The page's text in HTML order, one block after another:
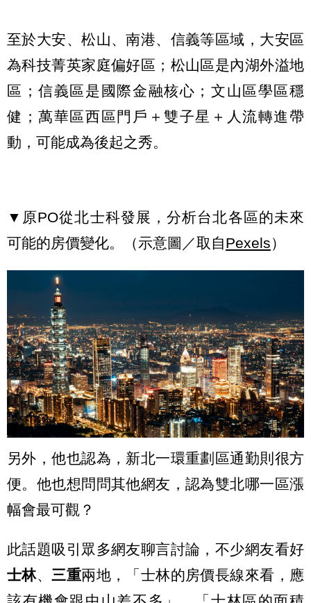
至於大安、松山、南港、信義等區域，大安區
為科技菁英家庭偏好區；松山區是內湖外溢地
區；信義區是國際金融核心；文山區學區穩
健；萬華區西區門戶＋雙子星＋人流轉進帶
動，可能成為後起之秀。
▼原PO從北士科發展，分析台北各區的未來
可能的房價變化。（示意圖／取自Pexels）
另外，他也認為，新北一環重劃區通勤則很方
便。他也想問問其他網友，認為雙北哪一區漲
幅會最可觀？
此話題吸引眾多網友聊言討論，不少網友看好
士林、三重兩地，「士林的房價長線來看，應